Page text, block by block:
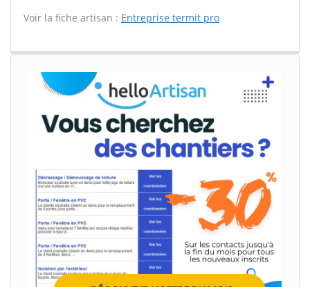
Voir la fiche artisan : Entreprise termit pro